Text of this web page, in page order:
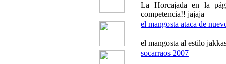
La Horcajada en la
competencia!! jajaja
el mangosta ataca de
el mangosta al estilo
socarraos 2007